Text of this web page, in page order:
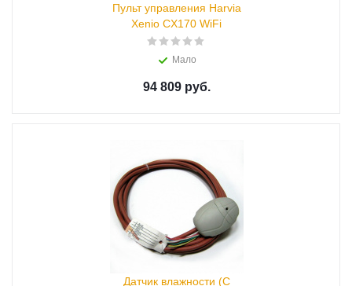
Пульт управления Harvia
Xenio CX170 WiFi
Мало
94 809 руб.
Датчик влажности (С